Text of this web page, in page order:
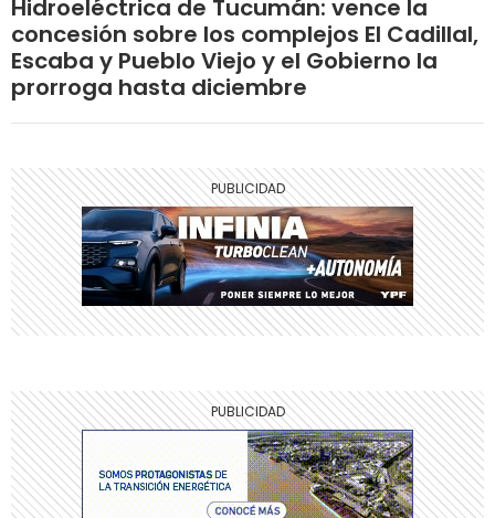
Hidroeléctrica de Tucumán: vence la
concesión sobre los complejos El Cadillal,
Escaba y Pueblo Viejo y el Gobierno la
prorroga hasta diciembre